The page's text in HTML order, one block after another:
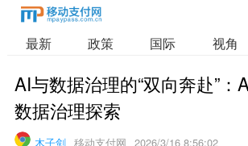
最新 政策 国际 视角
AI与数据治理的“双向奔赴”：
数据治理探索
木子剑 移动支付网 2026/3/16 8:56:02